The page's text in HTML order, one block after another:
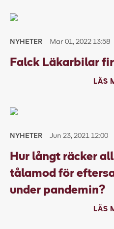
NYHETER Mar 01, 2022 13:58
Falck Läkarbilar
LÄS
NYHETER Jun 23, 2021 12:00
Hur långt räcker
tålamod för
under pandemin?
LÄS